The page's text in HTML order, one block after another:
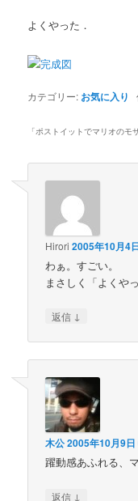
よくやった．
カテゴリー: お気に入り
「ポストイットでマリオのモ
Hirori 2005年10月4
わぁ。すごい。
まさしく「よくや
返信 ↓
木公2005年10月9
躍動感あふれる、
返信 ↓